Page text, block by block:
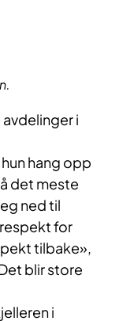
i
hang opp
det meste
ned til
for
tilbake»,
blir store
i